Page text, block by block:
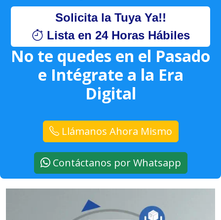
Solicita la Tuya Ya!!
Lista en 24 Horas Hábiles
No te quedes en el Pasado
e Intégrate a la Era
Digital
Llámanos Ahora Mismo
Contáctanos por Whatsapp